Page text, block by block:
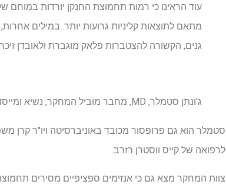
עוד הראינו כי רמות תחמוצת החנקן יורדות במוחם
מתאם לתוצאות קליניות גרועות יותר. במילים
גנים, הקשורה להצטברות פלאק מוגברת ולאובדן
ג'ונתן סטמלר, MD, מחבר מוביל המחקר, נשיא ומייסד שותף, מכון הרינגטון דיסקברי, בתי חולים אוניברסיטאיים
סטמלר הוא גם פרופסור מכובד באוניברסיטה ויו"ר קרן
לרפואה של קייס ווסטרן רזרב.
צוות המחקר מצא גם כי אנזימים ספציפיים מסירים